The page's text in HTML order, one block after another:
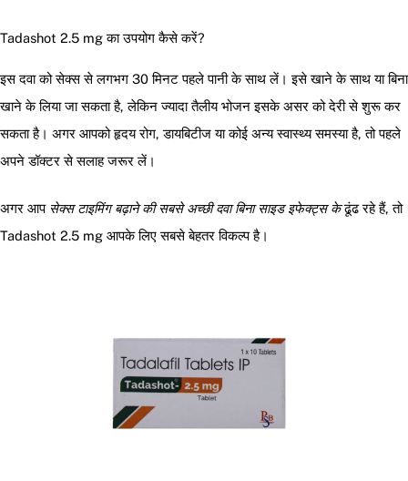
Tadashot 2.5 mg का उपयोग कैसे करें?
इस दवा को सेक्स से लगभग 30 मिनट पहले पानी के साथ लें। इसे खाने के साथ या बिना
खाने के लिया जा सकता है, लेकिन ज्यादा तैलीय भोजन इसके असर को देरी से शुरू कर
सकता है। अगर आपको हृदय रोग, डायबिटीज या कोई अन्य स्वास्थ्य समस्या है, तो पहले
अपने डॉक्टर से सलाह जरूर लें।
अगर आप सेक्स टाइमिंग बढ़ाने की सबसे अच्छी दवा बिना साइड इफेक्ट्स केढूंढ रहे हैं, तो
Tadashot 2.5 mg आपके लिए सबसे बेहतर विकल्प है।